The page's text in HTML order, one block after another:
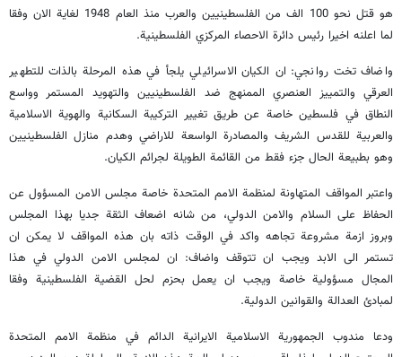
هو قتل نحو 100 الف من الفلسطينيين والعرب منذ العام 1948 لغاية الان وفقا
لما اعلنه اخيرا رئيس دائرة الاحصاء المركزي الفلسطينية.
واضاف تخت روانجي: ان الكيان الاسرائيلي يلجأ في هذه المرحلة بالذات للتطهير
العرقي والتمييز العنصري الممنهج ضد الفلسطينيين والتهويد المستمر وواسع
النطاق في فلسطين خاصة عن طريق تغيير التركيبة السكانية والهوية الاسلامية
والعربية للقدس الشريف والمصادرة الواسعة للاراضي وهدم منازل الفلسطينيين
وهو بطبيعة الحال جزء فقط من القائمة الطويلة لجرائم الكيان.
واعتبر المواقف المتهاونة لمنظمة الامم المتحدة خاصة مجلس الامن المسؤول عن
الحفاظ على السلام والامن الدولي، من شانه اضعاف الثقة جديا بهذا المجلس
وبروز ازمة مشروعة تجاهه واكد في الوقت ذاته بان هذه المواقف لا يمكن ان
تستمر الى الابد ويجب ان تتوقف واضاف: ان لمجلس الامن الدولي في هذا
المجال مسؤولية خاصة ويجب ان يعمل بحزم لحل القضية الفلسطينية وفقا
لمبادئ العدالة والقوانين الدولية.
ودعا مندوب الجمهورية الاسلامية الايرانية الدائم في منظمة الامم المتحدة